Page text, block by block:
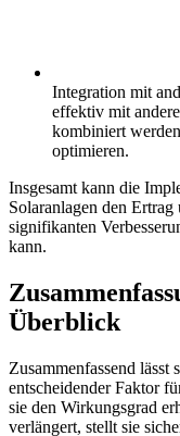
Integration mit
effektiv mit
kombiniert
optimieren.
Insgesamt kann die
Solaranlagen den
signifikanten
kann.
Überblick
Zusammenfassend lässt
entscheidender Faktor
sie den Wirkungsgrad
verlängert, stellt sie